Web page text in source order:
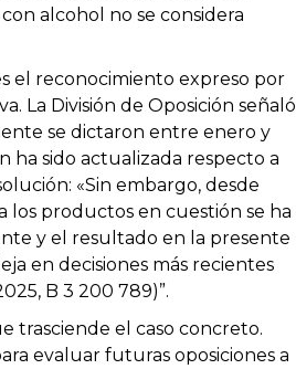
alcohol no se considera
el reconocimiento expreso por
La División de Oposición señaló
se dictaron entre enero y
ha sido actualizada respecto a
«Sin embargo, desde
los productos en cuestión se ha
y el resultado en la presente
en decisiones más recientes
B 3 200 789)”.
trasciende el caso concreto.
evaluar futuras oposiciones a